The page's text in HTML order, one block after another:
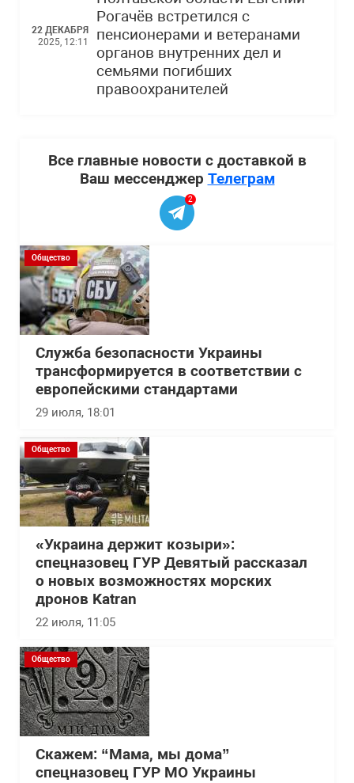
22 ДЕКАБРЯ
2025, 12:11
Рогачёв встретился с
пенсионерами и ветеранами
органов внутренних дел и
семьями погибших
правоохранителей
Все главные новости с доставкой в
Ваш мессенджер Телеграм
2
Общество
Служба безопасности Украины
трансформируется в соответствии с
европейскими стандартами
29 июля, 18:01
Общество
«Украина держит козыри»:
спецназовец ГУР Девятый рассказал
о новых возможностях морских
дронов Katran
22 июля, 11:05
Общество
Скажем: “Мама, мы дома”
спецназовец ГУР МО Украины